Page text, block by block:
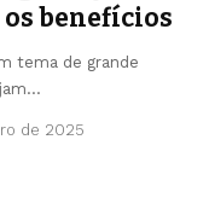
benefícios
tema de grande
de 2025